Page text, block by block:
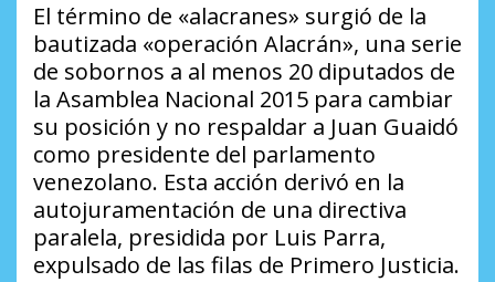
El término de «alacranes» surgió de la
bautizada «operación Alacrán», una serie
de sobornos a al menos 20 diputados de
la Asamblea Nacional 2015 para cambiar
su posición y no respaldar a Juan Guaidó
como presidente del parlamento
venezolano. Esta acción derivó en la
autojuramentación de una directiva
paralela, presidida por Luis Parra,
expulsado de las filas de Primero Justicia.